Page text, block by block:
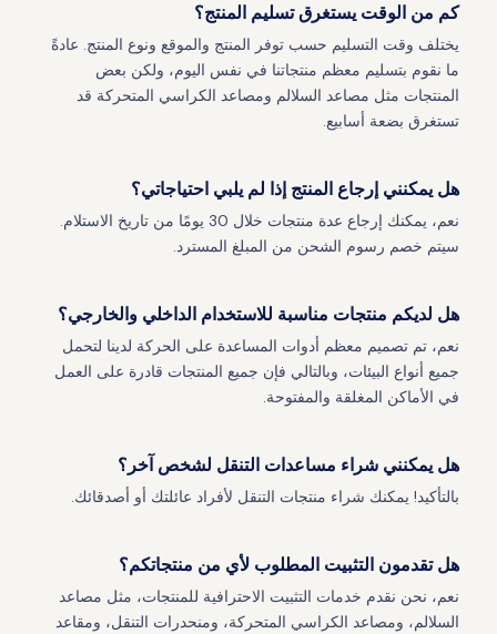
كم من الوقت يستغرق تسليم المنتج؟
يختلف وقت التسليم حسب توفر المنتج والموقع ونوع المنتج. عادةً
ما نقوم بتسليم معظم منتجاتنا في نفس اليوم، ولكن بعض
المنتجات مثل مصاعد السلالم ومصاعد الكراسي المتحركة قد
تستغرق بضعة أسابيع.
هل يمكنني إرجاع المنتج إذا لم يلبي احتياجاتي؟
نعم، يمكنك إرجاع عدة منتجات خلال 30 يومًا من تاريخ الاستلام.
سيتم خصم رسوم الشحن من المبلغ المسترد.
هل لديكم منتجات مناسبة للاستخدام الداخلي والخارجي؟
نعم، تم تصميم معظم أدوات المساعدة على الحركة لدينا لتحمل
جميع أنواع البيئات، وبالتالي فإن جميع المنتجات قادرة على العمل
في الأماكن المغلقة والمفتوحة.
هل يمكنني شراء مساعدات التنقل لشخص آخر؟
بالتأكيد! يمكنك شراء منتجات التنقل لأفراد عائلتك أو أصدقائك.
هل تقدمون التثبيت المطلوب لأي من منتجاتكم؟
نعم، نحن نقدم خدمات التثبيت الاحترافية للمنتجات، مثل مصاعد
السلالم، ومصاعد الكراسي المتحركة، ومنحدرات التنقل، ومقاعد